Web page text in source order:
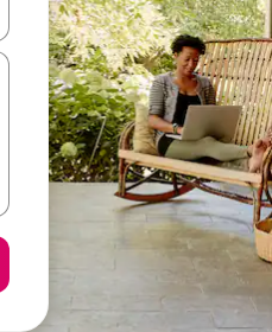
usando las teclas de las